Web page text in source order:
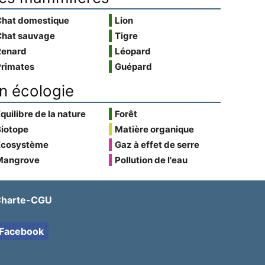
domestique
sauvage
Lion
Tigre
Léopard
Guépard
écologie
de la nature
Forêt
Matière organique
Gaz à effet de serre
Pollution de l'eau
CGU
Facebook